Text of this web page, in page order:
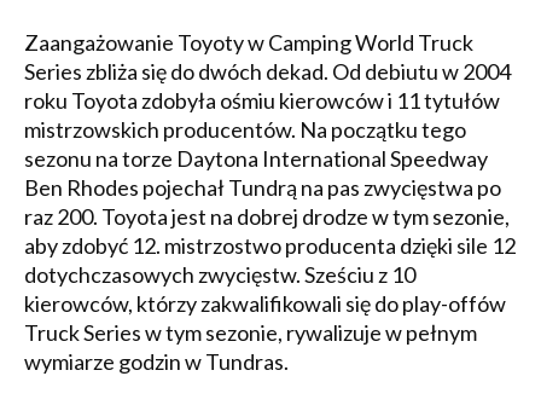
Zaangażowanie Toyoty w Camping World Truck
Series zbliża się do dwóch dekad. Od debiutu w 2004
roku Toyota zdobyła ośmiu kierowców i 11 tytułów
mistrzowskich producentów. Na początku tego
sezonu na torze Daytona International Speedway
Ben Rhodes pojechał Tundrą na pas zwycięstwa po
raz 200. Toyota jest na dobrej drodze w tym sezonie,
aby zdobyć 12. mistrzostwo producenta dzięki sile 12
dotychczasowych zwycięstw. Sześciu z 10
kierowców, którzy zakwalifikowali się do play-offów
Truck Series w tym sezonie, rywalizuje w pełnym
wymiarze godzin w Tundras.